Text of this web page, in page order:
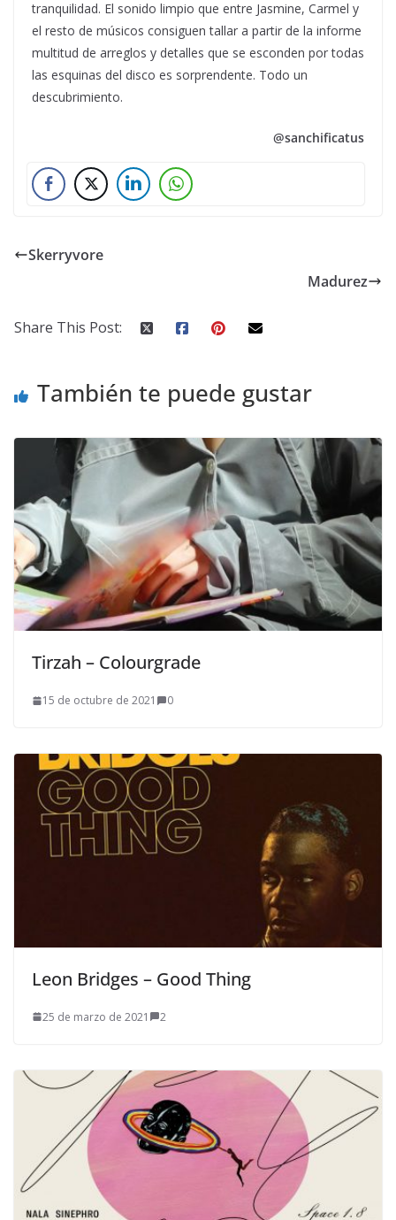
tranquilidad. El sonido limpio que entre Jasmine, Carmel y
el resto de músicos consiguen tallar a partir de la informe
multitud de arreglos y detalles que se esconden por todas
las esquinas del disco es sorprendente. Todo un
descubrimiento.
@sanchificatus
Skerryvore
Madurez
Share This Post:
También te puede gustar
Tirzah – Colourgrade
15 de octubre de 2021 0
Leon Bridges – Good Thing
25 de marzo de 2021 2